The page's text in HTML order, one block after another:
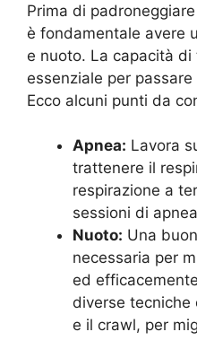
Prima di
è fondamentale avere
e nuoto. La capacità
essenziale per
Ecco alcuni punti da
Apnea: Lavora
trattenere il
respirazione a
sessioni di
Nuoto: Una
necessaria per
ed
diverse
e il crawl, per